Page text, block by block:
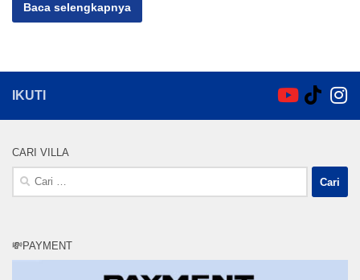
Baca selengkapnya
IKUTI
CARI VILLA
Cari
untuk:
💸PAYMENT